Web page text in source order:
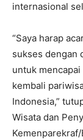
internasional
“Saya harap
sukses dengan
untuk
kembali
Indonesia,”
Wisata dan